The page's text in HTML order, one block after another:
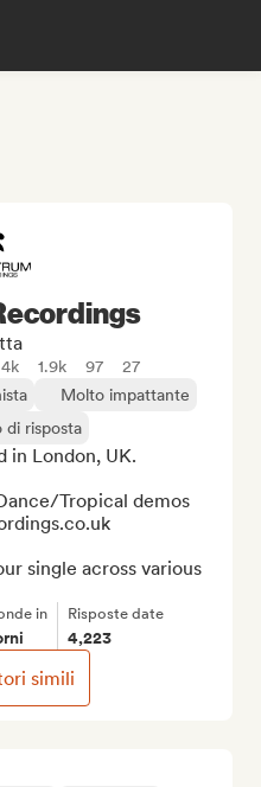
4k 1.9k 97
27
Molto impattante
di risposta
in London, UK.
Tropical demos
single across various
in Risposte date
4,223
simili